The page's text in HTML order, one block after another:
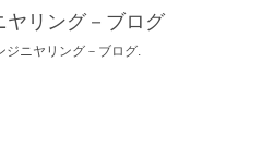
ヤリング－ブログ
ニヤリング－ブログ.